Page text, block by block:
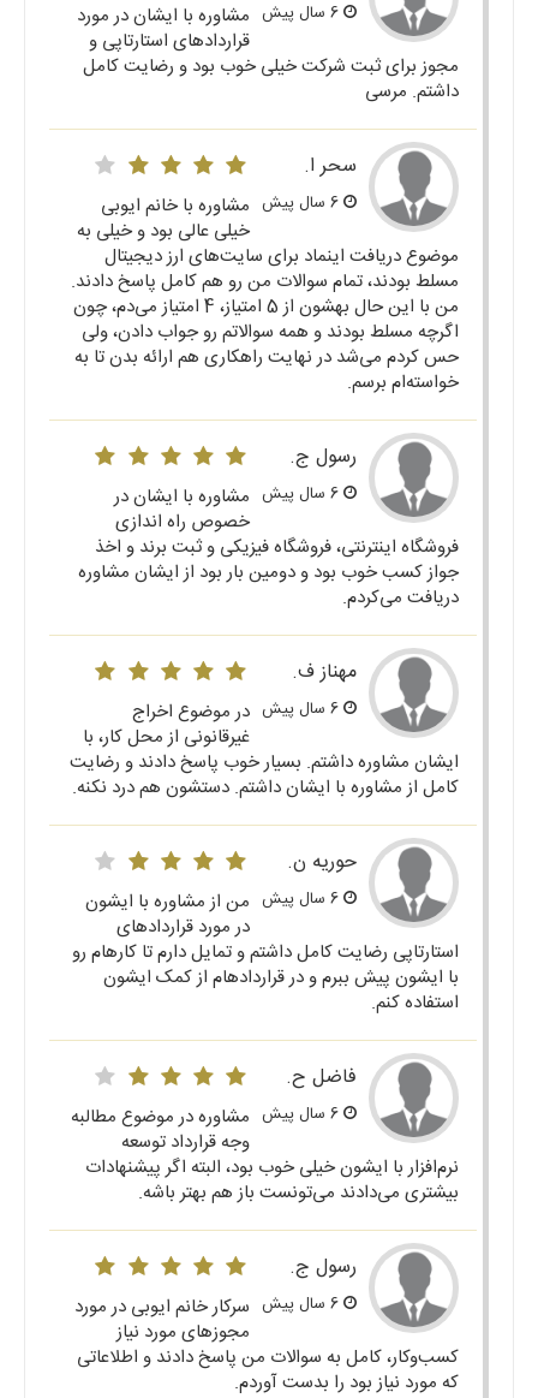
مشاوره با ایشان در مورد
قراردادهای استارتاپی و
مجوز برای ثبت شرکت خیلی خوب بود و رضایت کامل
داشتم. مرسی
سحر ا.
مشاوره با خانم ایوبی
خیلی عالی بود و خیلی به
موضوع دریافت اینماد برای سایت‌های ارز دیجیتال
مسلط بودند، تمام سوالات من رو هم کامل پاسخ دادند.
من با این حال بهشون از 5 امتیاز، 4 امتیاز می‌دم، چون
اگرچه مسلط بودند و همه سوالاتم رو جواب دادن، ولی
حس کردم می‌شد در نهایت راهکاری هم ارائه بدن تا به
خواسته‌ام برسم.
رسول ج.
مشاوره با ایشان در
خصوص راه اندازی
فروشگاه اینترنتی، فروشگاه فیزیکی و ثبت برند و اخذ
جواز کسب خوب بود و دومین بار بود از ایشان مشاوره
دریافت می‌کردم.
مهناز ف.
در موضوع اخراج
غیرقانونی از محل کار، با
ایشان مشاوره داشتم. بسیار خوب پاسخ دادند و رضایت
کامل از مشاوره با ایشان داشتم. دستشون هم درد نکنه.
حوریه ن.
من از مشاوره با ایشون
در مورد قراردادهای
استارتاپی رضایت کامل داشتم و تمایل دارم تا کارهام رو
با ایشون پیش ببرم و در قراردادهام از کمک ایشون
استفاده کنم.
فاضل ح.
مشاوره در موضوع مطالبه
وجه قرارداد توسعه
نرم‌افزار با ایشون خیلی خوب بود، البته اگر پیشنهادات
بیشتری می‌دادند می‌تونست باز هم بهتر باشه.
رسول ج.
سرکار خانم ایوبی در مورد
مجوزهای مورد نیاز
کسب‌وکار، کامل به سوالات من پاسخ دادند و اطلاعاتی
که مورد نیاز بود را بدست آوردم.